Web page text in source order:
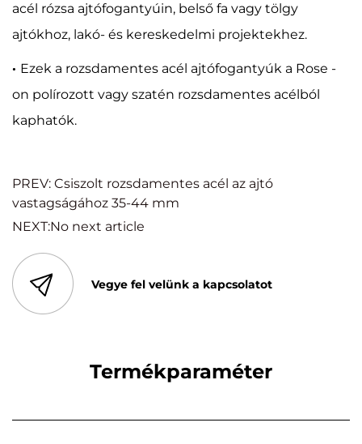
acél rózsa ajtófogantyúin, belső fa vagy tölgy
ajtókhoz, lakó- és kereskedelmi projektekhez.
· Ezek a rozsdamentes acél ajtófogantyúk a Rose -
on polírozott vagy szatén rozsdamentes acélból
kaphatók.
PREV: Csiszolt rozsdamentes acél az ajtó
vastagságához 35-44 mm
NEXT:No next article
Vegye fel velünk a kapcsolatot
Termékparaméter